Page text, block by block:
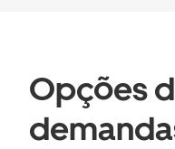
Opções